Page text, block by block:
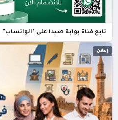
تابع قناة بوابة صيدا على "الواتساب"
إعلان